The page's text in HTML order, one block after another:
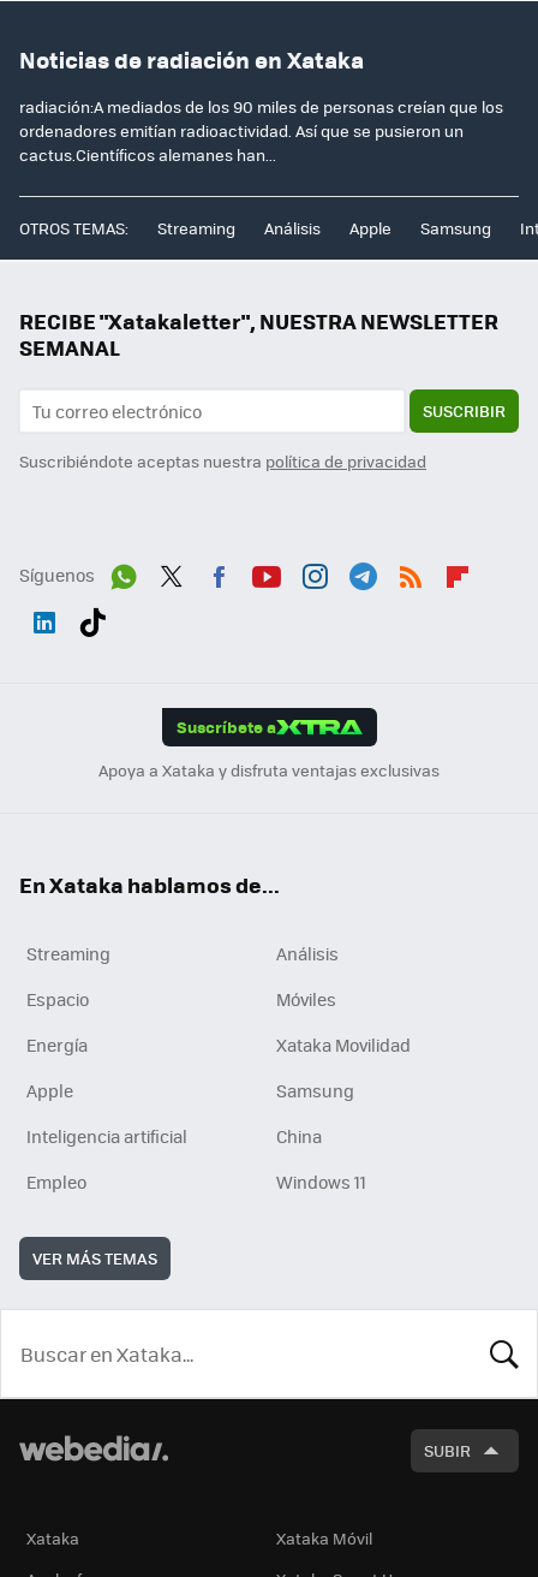
Noticias de radiación en Xataka
radiación:A mediados de los 90 miles de personas creían que los
ordenadores emitían radioactividad. Así que se pusieron un
cactus.Científicos alemanes han...
OTROS TEMAS: Streaming Análisis Apple Samsung
RECIBE "Xatakaletter", NUESTRA NEWSLETTER
SEMANAL
SUSCRIBIR
Suscribiéndote aceptas nuestra política de privacidad
Síguenos
Suscríbete a
Apoya a Xataka y disfruta ventajas exclusivas
En Xataka hablamos de...
Streaming
Análisis
Espacio
Móviles
Energía
Xataka Movilidad
Apple
Samsung
Inteligencia artificial
China
Empleo
Windows 11
VER MÁS TEMAS
SUBIR
Xataka
Xataka Móvil